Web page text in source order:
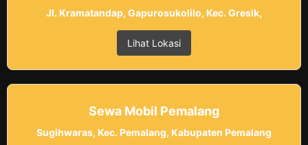
Jl. Kramatandap, Gapurosukolilo, Kec. Gresik,
Lihat Lokasi
Sewa Mobil Pemalang
Sugihwaras, Kec. Pemalang, Kabupaten Pemalang